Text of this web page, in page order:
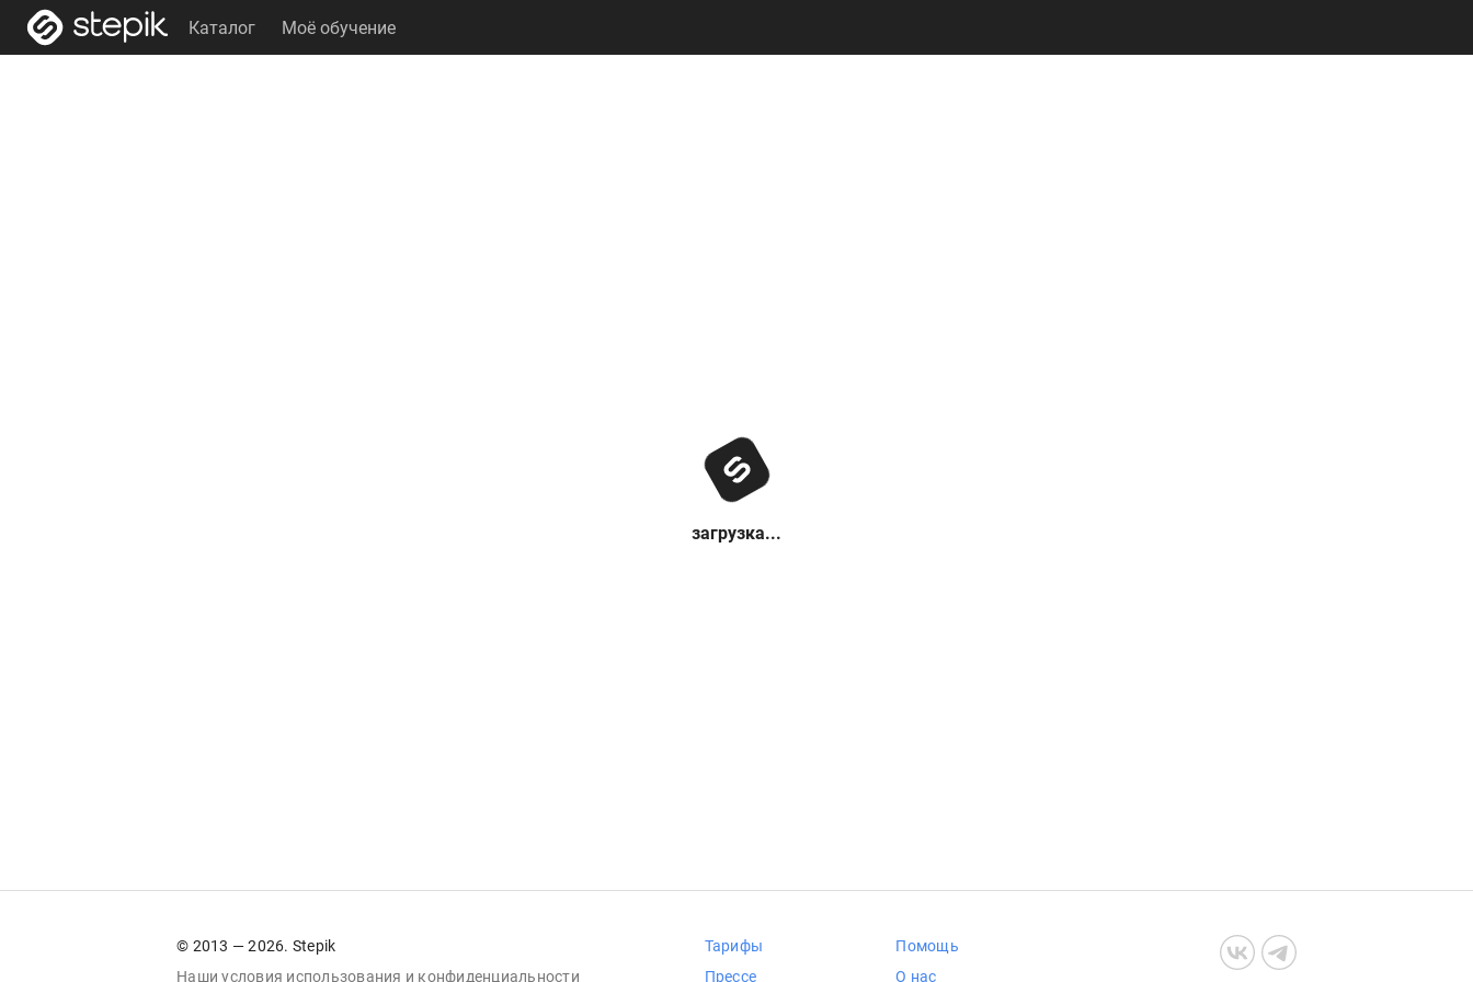
Каталог Моё обучение
загрузка...
© 2013 — 2026. Stepik
Наши условия использования и конфиденциальности
Тарифы
Прессе
Помощь
О нас